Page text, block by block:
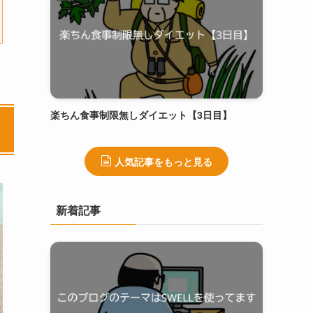
楽ちん食事制限無しダイエット【3日目】
人気記事をもっと見る
新着記事